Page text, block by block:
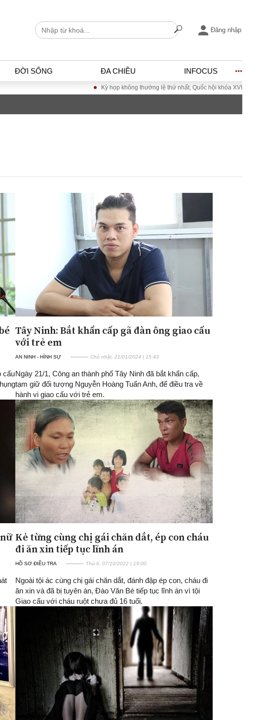
Đăng nhập
ĐỜI SỐNG ĐA CHIỀU INFOCUS
Giao thông – Đô thị
Đăng ký tin tức mới
Kỳ họp không thường lệ thứ nhất, Quốc hội khóa XVI Đưa Nghị quyết
cấu
Tây Ninh: Bắt khẩn cấp gã đàn ông giao cấu
với trẻ em
AN NINH - HÌNH SỰ Chủ nhật, 21/01/2024 | 15:43
Ngày 21/1, Công an thành phố Tây Ninh đã bắt khẩn cấp,
tạm giữ đối tượng Nguyễn Hoàng Tuấn Anh, để điều tra về
hành vi giao cấu với trẻ em.
Kẻ từng cùng chị gái chăn dắt, ép con cháu
đi ăn xin tiếp tục lĩnh án
HỒ SƠ ĐIỀU TRA Thứ 6, 07/10/2022 | 19:00
Ngoài tội ác cùng chị gái chăn dắt, đánh đập ép con, cháu đi
ăn xin và đã bị tuyên án, Đào Văn Bé tiếp tục lĩnh án vì tội
Giao cấu với cháu ruột chưa đủ 16 tuổi.